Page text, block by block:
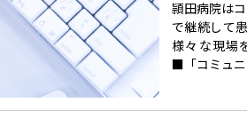
頴田病院は
で継続して
様々な現場
■「コミュニ